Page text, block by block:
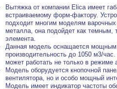
Вытяжка от компании Elica имеет
встраиваемому форм-фактору.
подходит многим моделям
металла, она подойдет как темным,
элемента.
Данная модель оснащается мощным
производительность до 1050 м3/
может работать не только в режиме
Модель оборудуется кнопочной
вентилятора, но и особо мощный
Модель имеет индикатор частоты